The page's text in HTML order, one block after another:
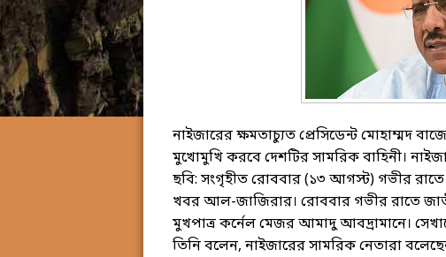
নাইজারের ক্ষমতাচ্যুত প্রেসিডেন্ট মোহাম্মদ
মুখোমুখি করবে দেশটির সামরিক বাহিনী।
ছবি: সংগৃহীত রোববার (১৩ আগস্ট) গভীর রাতে
খবর আল-জাজিরার। রোববার গভীর রাতে
মুখপাত্র কর্নেল মেজর আমাদু আবদ্রামানে।
তিনি বলেন, নাইজারের সামরিক নেতারা